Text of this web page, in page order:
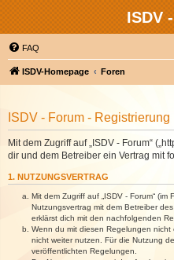
ISDV
FAQ
ISDV-Homepage Foren
ISDV - Forum - Registrierung
Mit dem Zugriff auf „ISDV - Forum“
dir und dem Betreiber ein Vertrag mit
1. NUTZUNGSVERTRAG
Mit dem Zugriff auf „ISDV - Forum“
Nutzungsvertrag mit dem Betreiber
erklärst dich mit den nachfolgenden
Wenn du mit diesen Regelungen
nicht weiter nutzen. Für die Nutzung
veröffentlichten Regelungen.